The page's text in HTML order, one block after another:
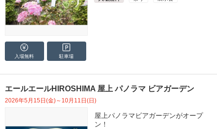
入場無料 駐車場
エールエールHIROSHIMA 屋上 パノラマ ビアガーデン
2026年5月15日(金)～10月11日(日)
屋上パノラマビアガーデンがオープ
ン！